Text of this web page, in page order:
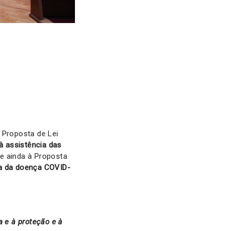
de Lei
assistência das
ainda à Proposta
doença COVID-
e à proteção e à